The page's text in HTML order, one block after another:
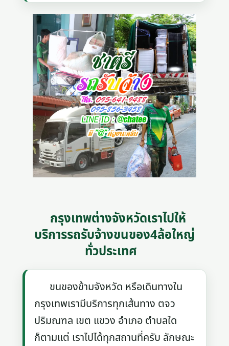
กรุงเทพต่างจังหวัดเราไปให้
บริการรถรับจ้างขนของ4ล้อใหญ่
ทั่วประเทศ
ขนของข้ามจังหวัด หรือเดินทางใน
กรุงเทพเรามีบริการทุกเส้นทาง ตจว
ปริมณฑล เขต แขวง อำเภอ ตำบลใด
ก็ตามแต่ เราไปได้ทุกสถานที่ครับ ลักษณะ